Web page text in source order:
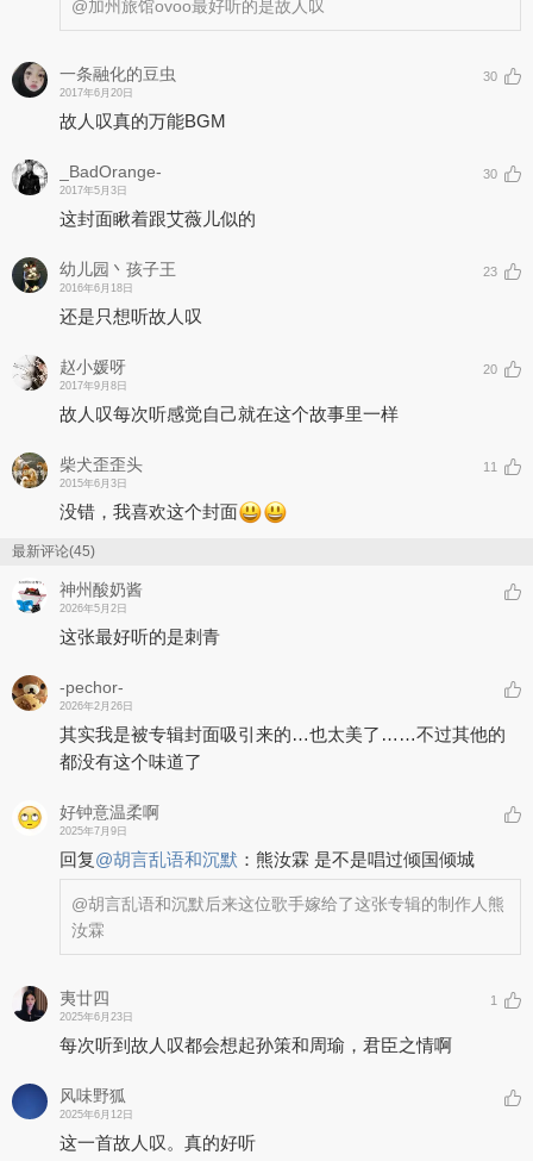
@加州旅馆ovoo最好听的是故人叹
一条融化的豆虫
2017年6月20日
30
故人叹真的万能BGM
_BadOrange-
2017年5月3日
30
这封面瞅着跟艾薇儿似的
幼儿园丶孩子王
2016年6月18日
23
还是只想听故人叹
赵小媛呀
2017年9月8日
20
故人叹每次听感觉自己就在这个故事里一样
柴犬歪歪头
2015年6月3日
11
没错，我喜欢这个封面
最新评论(45)
神州酸奶酱
2026年5月2日
这张最好听的是刺青
-pechor-
2026年2月26日
其实我是被专辑封面吸引来的…也太美了……不过其他的
都没有这个味道了
好钟意温柔啊
2025年7月9日
回复@胡言乱语和沉默 ： 熊汝霖 是不是唱过倾国倾城
@胡言乱语和沉默后来这位歌手嫁给了这张专辑的制作人熊
汝霖
夷廿四
2025年6月23日
1
每次听到故人叹都会想起孙策和周瑜，君臣之情啊
风味野狐
2025年6月12日
这一首故人叹。真的好听